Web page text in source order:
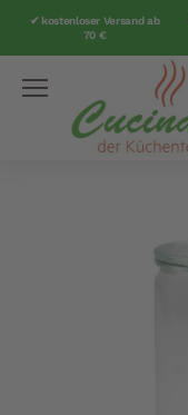
✔ kostenloser Versand ab
70 €